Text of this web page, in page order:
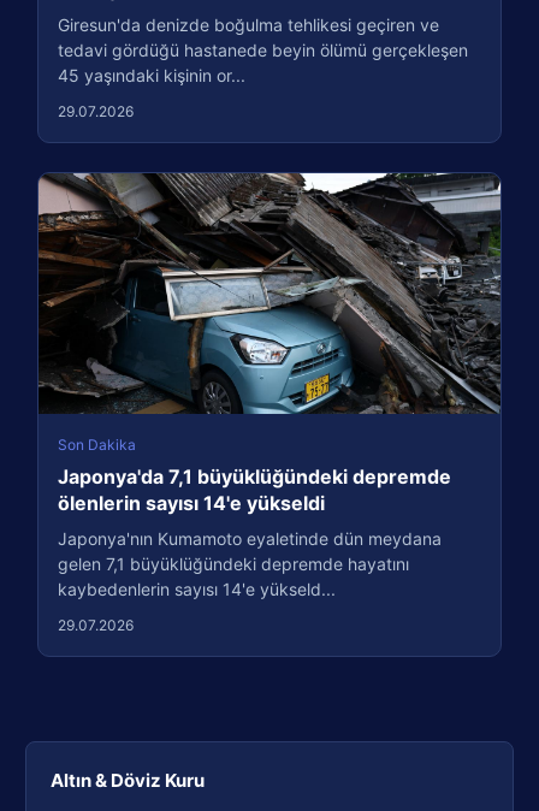
Altın & Döviz Kuru
Giresun'da denizde boğulma tehlikesi geçiren ve
tedavi gördüğü hastanede beyin ölümü gerçekleşen
45 yaşındaki kişinin or...
29.07.2026
Son Dakika
Japonya'da 7,1 büyüklüğündeki depremde
ölenlerin sayısı 14'e yükseldi
Japonya'nın Kumamoto eyaletinde dün meydana
gelen 7,1 büyüklüğündeki depremde hayatını
kaybedenlerin sayısı 14'e yükseld...
29.07.2026